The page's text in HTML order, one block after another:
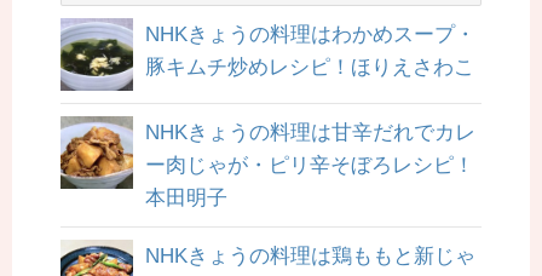
NHKきょうの料理はわかめスープ・
豚キムチ炒めレシピ！ほりえさわこ
NHKきょうの料理は甘辛だれでカレ
ー肉じゃが・ピリ辛そぼろレシピ！
本田明子
NHKきょうの料理は鶏ももと新じゃ